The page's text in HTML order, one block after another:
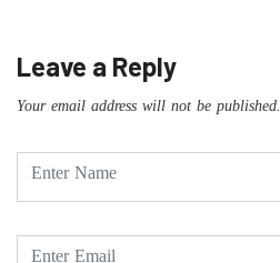
Leave a Reply
Your email address will not be published.